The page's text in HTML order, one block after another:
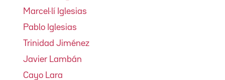
Marcel·lí Iglesias
Pablo Iglesias
Trinidad Jiménez
Javier Lambán
Cayo Lara